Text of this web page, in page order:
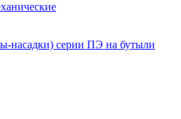
насадки) серии ПЭ на бутыли